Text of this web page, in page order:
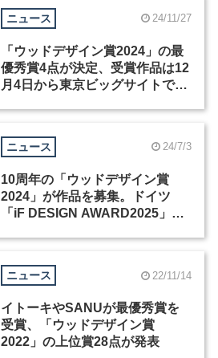
ニュース 24/11/27
「ウッドデザイン賞2024」の最
優秀賞4点が決定、受賞作品は12
月4日から東京ビッグサイトで展
ニュース 24/7/3
10周年の「ウッドデザイン賞
2024」が作品を募集。ドイツ
「iF DESIGN AWARD2025」と
ニュース 22/11/14
イトーキやSANUが最優秀賞を
受賞、「ウッドデザイン賞
2022」の上位賞28点が発表